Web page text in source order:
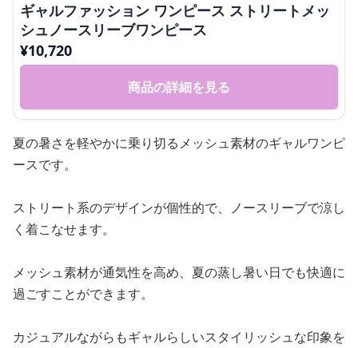
ギャルファッション ワンピース ストリートメッ
シュノースリーブワンピース
¥10,720
商品の詳細を見る
夏の暑さを軽やかに乗り切るメッシュ素材のギャルワンピ
ースです。
ストリート系のデザインが個性的で、ノースリーブで涼し
く着こなせます。
メッシュ素材が通気性を高め、夏の蒸し暑い日でも快適に
過ごすことができます。
カジュアルながらもギャルらしいスタイリッシュな印象を